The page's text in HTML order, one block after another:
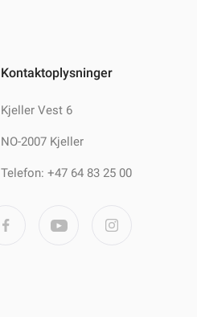
Kontaktoplysninger
Kjeller Vest 6
NO-2007 Kjeller
Telefon: +47 64 83 25 00